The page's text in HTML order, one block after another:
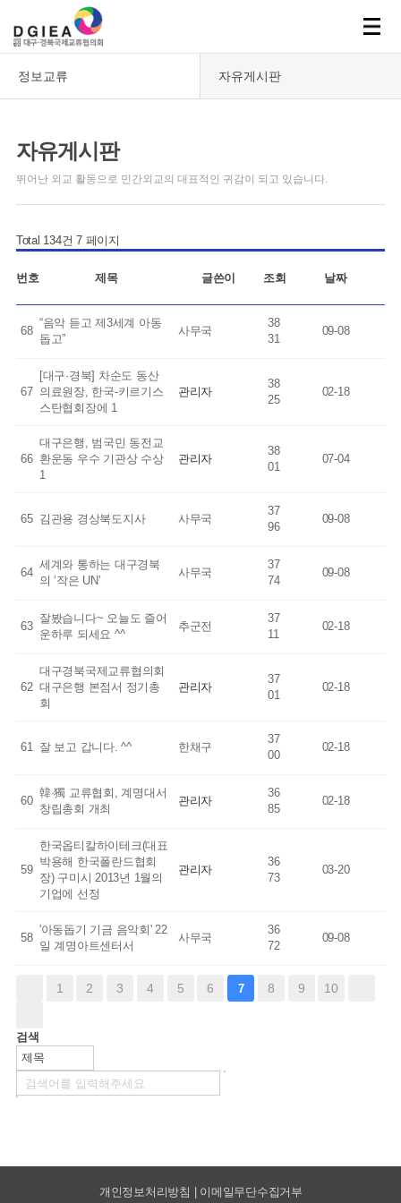
정보교류 자유게시판
자유게시판
뛰어난 외교 활동으로 민간외교의 대표적인 귀감이 되고 있습니다.
Total 134건 7 페이지
번호 제목 글쓴이 조회 날짜
68
“음악 듣고 제3세계 아동
돕고”
사무국
38
31
09-08
67
[대구·경북] 차순도 동산
의료원장, 한국-키르기스
스탄협회장에 1
관리자
38
25
02-18
66
대구은행, 범국민 동전교
환운동 우수 기관상 수상
1
관리자
38
01
07-04
65 김관용 경상북도지사 사무국
37
96
09-08
64
세계와 통하는 대구경북
의 ‘작은 UN’
사무국
37
74
09-08
63
잘봤습니다~ 오늘도 즐어
운하루 되세요 ^^
추군전
37
11
02-18
62
대구경북국제교류협의회
대구은행 본점서 정기총
회
관리자
37
01
02-18
61 잘 보고 갑니다. ^^ 한채구
37
00
02-18
60
韓·獨 교류협회, 계명대서
창립총회 개최
관리자
36
85
02-18
59
한국옵티칼하이테크(대표
박용해 한국폴란드협회
장) 구미시 2013년 1월의
기업에 선정
관리자
36
73
03-20
58
'아동돕기 기금 음악회' 22
일 계명아트센터서
사무국
36
72
09-08
1 2 3 4 5 6 7 8 9 10
검색
개인정보처리방침 | 이메일무단수집거부